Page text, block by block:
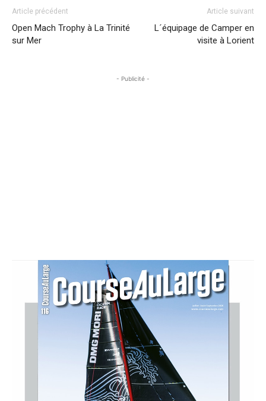
Article précédent
Open Mach Trophy à La Trinité
sur Mer
Article suivant
L´équipage de Camper en
visite à Lorient
- Publicité -